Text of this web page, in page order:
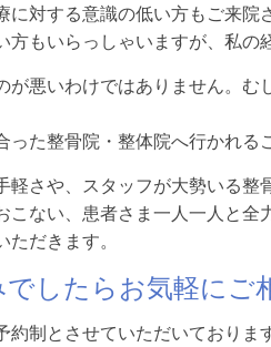
対する意識の低い方もご来院
もいらっしゃいますが、私の
が悪いわけではありません。
た整骨院・整体院へ行かれる
軽さや、スタッフが大勢いる
こない、患者さま一人一人と
だきます。
したらお気軽にご
制とさせていただいております